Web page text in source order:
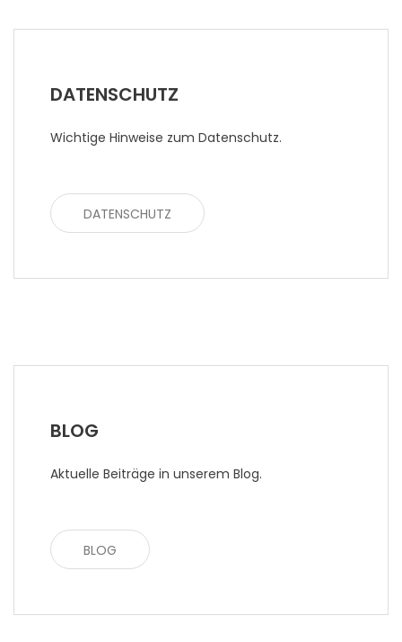
DATENSCHUTZ
Wichtige Hinweise zum Datenschutz.
DATENSCHUTZ
BLOG
Aktuelle Beiträge in unserem Blog.
BLOG